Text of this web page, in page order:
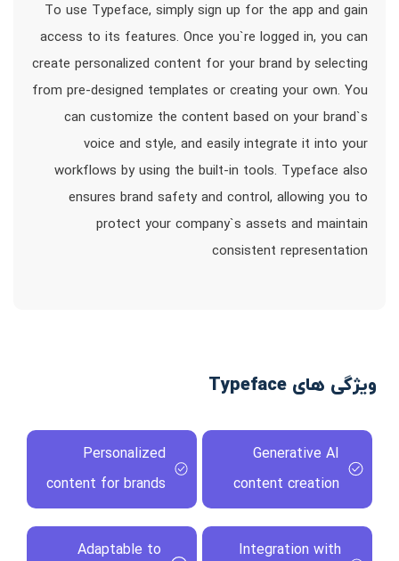
To use Typeface, simply sign up for the app and gain
access to its features. Once you`re logged in, you can
create personalized content for your brand by selecting
from pre-designed templates or creating your own. You
can customize the content based on your brand`s
voice and style, and easily integrate it into your
workflows by using the built-in tools. Typeface also
ensures brand safety and control, allowing you to
protect your company`s assets and maintain
consistent representation
ویژگی های Typeface
Generative AI
content creation
Personalized
content for brands
Integration with
Adaptable to